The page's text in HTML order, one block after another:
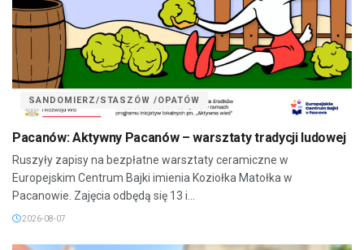
SANDOMIERZ/STASZÓW /OPATÓW
Pacanów: Aktywny Pacanów – warsztaty tradycji ludowej
Ruszyły zapisy na bezpłatne warsztaty ceramiczne w
Europejskim Centrum Bajki imienia Koziołka Matołka w
Pacanowie. Zajęcia odbędą się 13 i...
2026-08-07